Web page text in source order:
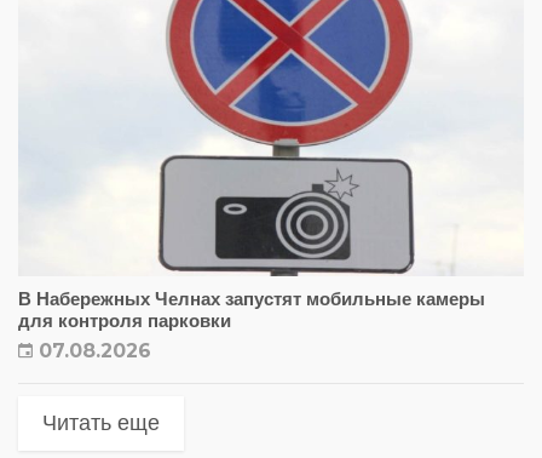
В Набережных Челнах запустят мобильные камеры
для контроля парковки
07.08.2026
Читать еще